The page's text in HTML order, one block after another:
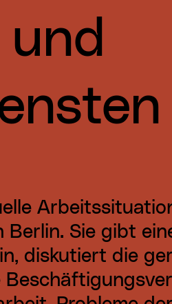
Sie gibt
diskutiert die